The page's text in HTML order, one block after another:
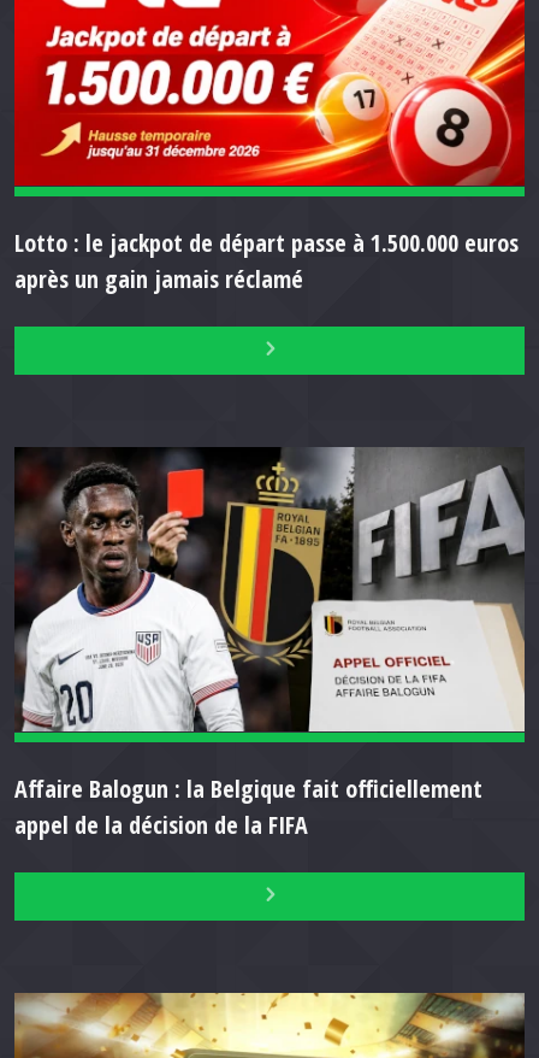
Lotto : le jackpot de départ passe à 1.500.000 euros
après un gain jamais réclamé
Affaire Balogun : la Belgique fait officiellement
appel de la décision de la FIFA